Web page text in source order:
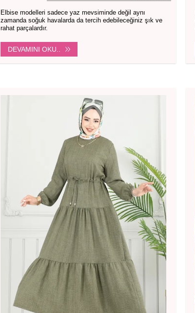
Elbise modelleri sadece yaz mevsiminde değil aynı
zamanda soğuk havalarda da tercih edebileceğiniz şık ve
rahat parçalardır.
DEVAMINI OKU..